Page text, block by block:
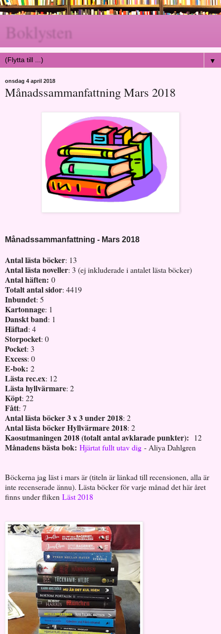
Boklysten
▼
onsdag 4 april 2018
Månadssammanfattning Mars 2018
Månadssammanfattning - Mars 2018
Antal lästa böcker: 13
Antal lästa noveller: 3 (ej inkluderade i antalet lästa böcker)
Antal häften: 0
Totalt antal sidor: 4419
Inbundet: 5
Kartonnage: 1
Danskt band: 1
Häftad: 4
Storpocket: 0
Pocket: 3
Excess: 0
E-bok: 2
Lästa rec.ex: 12
Lästa hyllvärmare: 2
Köpt: 22
Fått: 7
Antal lästa böcker 3 x 3 under 2018: 2
Antal lästa böcker Hyllvärmare 2018: 2
Kaosutmaningen 2018 (totalt antal avklarade punkter): 12
Månadens bästa bok: Hjärtat fullt utav dig - Aliya Dahlgren
Böckerna jag läst i mars är (titeln är länkad till recensionen, alla är
inte recenserade ännu). Lästa böcker för varje månad det här året
finns under fliken Läst 2018